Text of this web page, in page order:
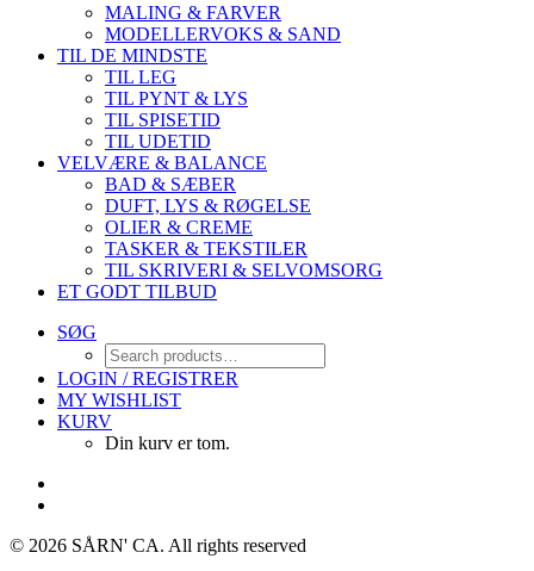
MALING & FARVER
MODELLERVOKS & SAND
TIL DE MINDSTE
TIL LEG
TIL PYNT & LYS
TIL SPISETID
TIL UDETID
VELVÆRE & BALANCE
BAD & SÆBER
DUFT, LYS & RØGELSE
OLIER & CREME
TASKER & TEKSTILER
TIL SKRIVERI & SELVOMSORG
ET GODT TILBUD
SØG
LOGIN / REGISTRER
MY WISHLIST
KURV
Din kurv er tom.
© 2026 SÅRN' CA. All rights reserved